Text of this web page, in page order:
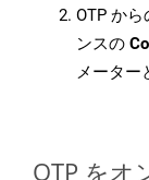
OTP か
ンスの
メーター
OTP をオ